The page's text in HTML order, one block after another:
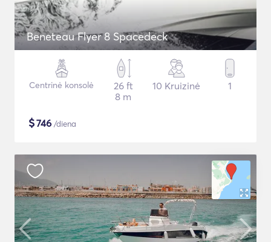
Beneteau Flyer 8 Spacedeck
Centrinė konsolė
26 ft
8 m
10 Kruizinė 1
$746 /diena